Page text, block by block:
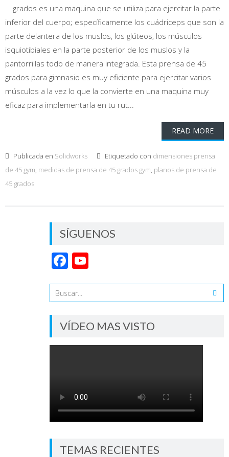
grados es una maquina que se utiliza para ejercitar la parte
inferior del cuerpo; específicamente los cuádriceps que son la
parte delantera de los muslos, los glúteos, los músculos
isquiotibiales en la parte posterior de los muslos y la
pantorrillas todo de manera integrada. Esta prensa de 45
grados para gimnasio es muy eficiente para ejercitar varios
músculos a la vez lo que la convierte en una maquina muy
eficaz para implementarla en tu rut...
READ MORE
Publicada en Solidworks Etiquetado con dimensiones prensa
de 45 gym, medidas de prensa de 45 grados gym, planos de prensa de
45 grados
SÍGUENOS
Facebook
VÍDEO MAS VISTO
TEMAS RECIENTES